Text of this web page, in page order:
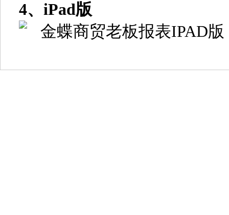
4、iPad版